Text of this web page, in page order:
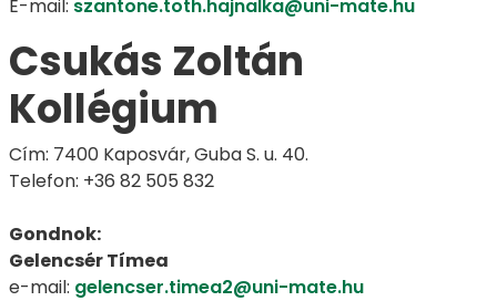
E-mail: szantone.toth.hajnalka@uni-mate.hu
Csukás Zoltán
Kollégium
Cím: 7400 Kaposvár, Guba S. u. 40.
Telefon: +36 82 505 832
Gondnok:
Gelencsér Tímea
e-mail: gelencser.timea2@uni-mate.hu